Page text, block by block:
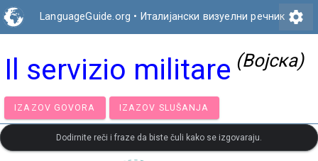
LanguageGuide.org • Италијански визуелни речник settings
Il servizio militare (Војска)
IZAZOV GOVORA IZAZOV SLUŠANJA
Dodirnite reči i fraze da biste čuli kako se izgovaraju.